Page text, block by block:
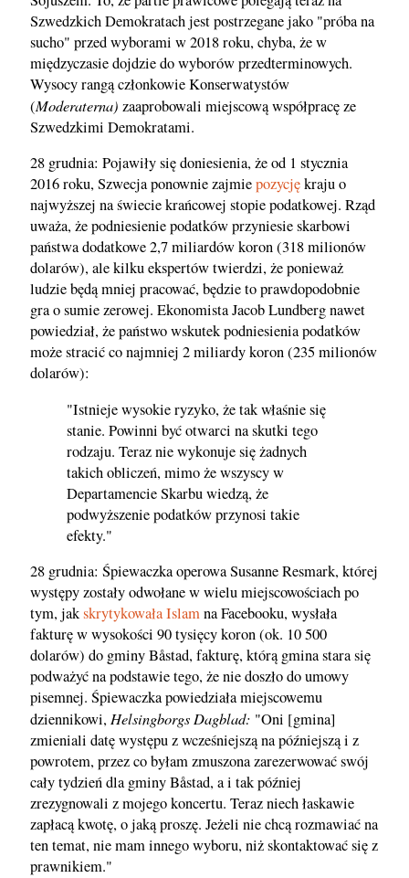
Szwedzkich Demokratach jest postrzegane jako "próba na
sucho" przed wyborami w 2018 roku, chyba, że w
międzyczasie dojdzie do wyborów przedterminowych.
Wysocy rangą członkowie Konserwatystów
(Moderaterna) zaaprobowali miejscową współpracę ze
Szwedzkimi Demokratami.
28 grudnia: Pojawiły się doniesienia, że od 1 stycznia
2016 roku, Szwecja ponownie zajmiepozycjękraju o
najwyższej na świecie krańcowej stopie podatkowej. Rząd
uważa, że podniesienie podatków przyniesie skarbowi
państwa dodatkowe 2,7 miliardów koron (318 milionów
dolarów), ale kilku ekspertów twierdzi, że ponieważ
ludzie będą mniej pracować, będzie to prawdopodobnie
gra o sumie zerowej. Ekonomista Jacob Lundberg nawet
powiedział, że państwo wskutek podniesienia podatków
może stracić co najmniej 2 miliardy koron (235 milionów
dolarów):
"Istnieje wysokie ryzyko, że tak właśnie się
stanie. Powinni być otwarci na skutki tego
rodzaju. Teraz nie wykonuje się żadnych
takich obliczeń, mimo że wszyscy w
Departamencie Skarbu wiedzą, że
podwyższenie podatków przynosi takie
efekty."
28 grudnia: Śpiewaczka operowa Susanne Resmark, której
występy zostały odwołane w wielu miejscowościach po
tym, jakskrytykowała Islamna Facebooku, wysłała
fakturę w wysokości 90 tysięcy koron (ok. 10 500
dolarów) do gminy Båstad, fakturę, którą gmina stara się
podważyć na podstawie tego, że nie doszło do umowy
pisemnej. Śpiewaczka powiedziała miejscowemu
dziennikowi, Helsingborgs Dagblad: "Oni [gmina]
zmieniali datę występu z wcześniejszą na późniejszą i z
powrotem, przez co byłam zmuszona zarezerwować swój
cały tydzień dla gminy Båstad, a i tak później
zrezygnowali z mojego koncertu. Teraz niech łaskawie
zapłacą kwotę, o jaką proszę. Jeżeli nie chcą rozmawiać na
ten temat, nie mam innego wyboru, niż skontaktować się z
prawnikiem."